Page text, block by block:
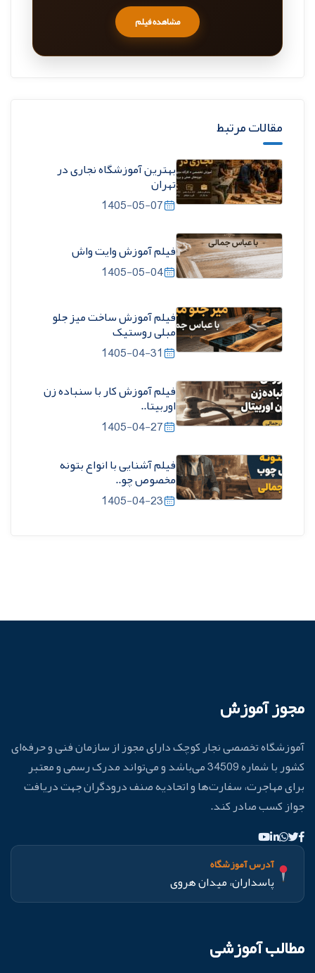
مشاهده فیلم
مقالات مرتبط
بهترین آموزشگاه نجاری در
تهران
1405-05-07
فیلم آموزش وایت واش
1405-05-04
فیلم آموزش ساخت میز جلو
مبلی روستیک
1405-04-31
فیلم آموزش کار با سنباده زن
اوربیتا..
1405-04-27
فیلم آشنایی با انواع بتونه
مخصوص چو..
1405-04-23
مجوز آموزش
آموزشگاه تخصصی نجار کوچک دارای مجوز از سازمان فنی و حرفه‌ای
کشور با شماره 34509 می‌باشد و می‌تواند مدرک رسمی و معتبر
برای مهاجرت، سفارت‌ها و اتحادیه صنف درودگران جهت دریافت
جواز کسب صادر کند.
آدرس آموزشگاه
پاسداران، میدان هروی
مطالب آموزشی